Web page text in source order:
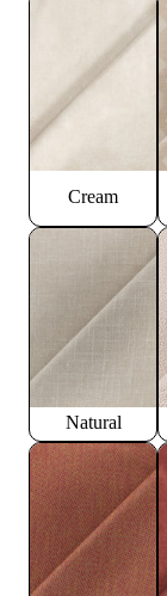
Cream
Natural